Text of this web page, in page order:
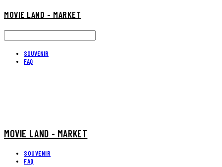
MOVIE LAND - MARKET
SOUVENIR
FAQ
MOVIE LAND - MARKET
SOUVENIR
FAQ